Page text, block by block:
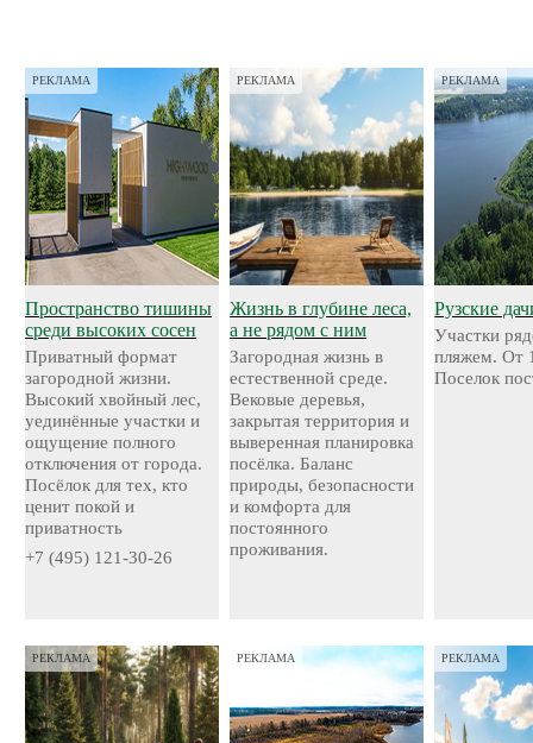
РЕКЛАМА
Пространство тишины
среди высоких сосен
Приватный формат
загородной жизни.
Высокий хвойный лес,
уединённые участки и
ощущение полного
отключения от города.
Посёлок для тех, кто
ценит покой и
приватность
+7 (495) 121-30-26
РЕКЛАМА
Жизнь в глубине леса,
а не рядом с ним
Загородная жизнь в
естественной среде.
Вековые деревья,
закрытая территория и
выверенная планировка
посёлка. Баланс
природы, безопасности
и комфорта для
постоянного
проживания.
РЕКЛАМА
Рузские
Участки
пляжем. От
Поселок
РЕКЛАМА РЕКЛАМА РЕКЛАМА